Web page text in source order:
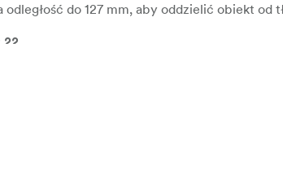
do 127 mm, aby oddzielić obiekt od
22